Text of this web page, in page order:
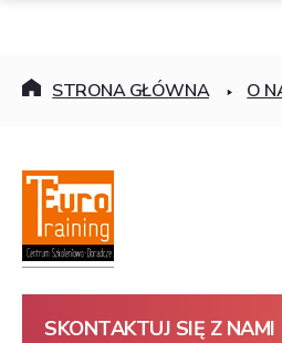
STRONA GŁÓWNA O
SKONTAKTUJ SIĘ Z NAMI